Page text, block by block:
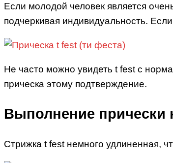
Если молодой человек является
подчеркивая индивидуальность.
Не часто можно увидеть t fest с
прическа этому подтверждение.
Выполнение прически
Стрижка t fest немного удлиненная,